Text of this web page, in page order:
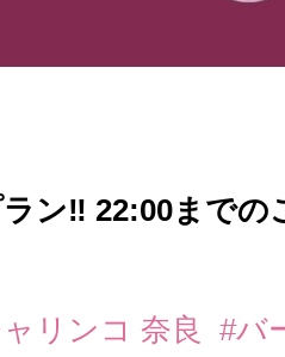
ラン‼️ 22:00まで
リンコ 奈良
#バ